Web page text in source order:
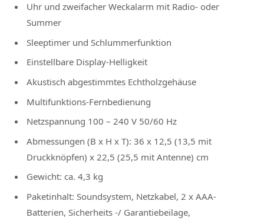
Uhr und zweifacher Weckalarm mit Radio- oder
Summer
Sleeptimer und Schlummerfunktion
Einstellbare Display-Helligkeit
Akustisch abgestimmtes Echtholzgehäuse
Multifunktions-Fernbedienung
Netzspannung 100 – 240 V 50/60 Hz
Abmessungen (B x H x T): 36 x 12,5 (13,5 mit
Druckknöpfen) x 22,5 (25,5 mit Antenne) cm
Gewicht: ca. 4,3 kg
Paketinhalt: Soundsystem, Netzkabel, 2 x AAA-
Batterien, Sicherheits -/ Garantiebeilage,